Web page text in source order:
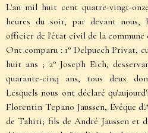
L'an mil huit cent quatre-vingt-
heures du soir, par devant nous,
officier de l'état civil de la
Ont comparu : 1° Delpuech Privat,
huit ans ; 2° Joseph Eich,
quarante-cinq ans, tous deux
Lesquels nous ont déclaré
Florentin Tepano Jaussen, Évêque
de Tahiti; fils de André Jaussen et